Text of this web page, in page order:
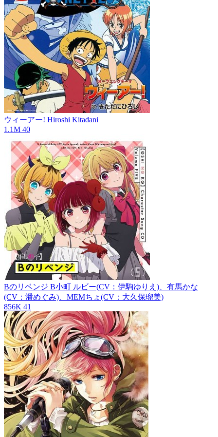
ウィーアー! Hiroshi Kitadani
1.1M 40
Bのリベンジ B小町 ルビー(CV：伊駒ゆりえ)、有馬かな
(CV：潘めぐみ)、MEMちょ(CV：大久保瑠美)
856K 41